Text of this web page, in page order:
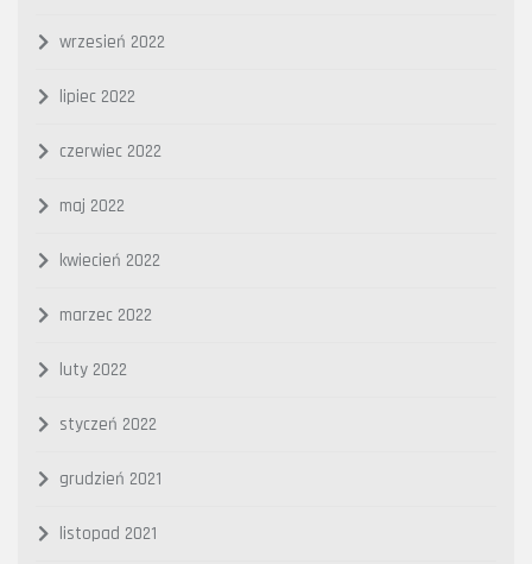
wrzesień 2022
lipiec 2022
czerwiec 2022
maj 2022
kwiecień 2022
marzec 2022
luty 2022
styczeń 2022
grudzień 2021
listopad 2021